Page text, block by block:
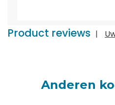
Product reviews |
Anderen